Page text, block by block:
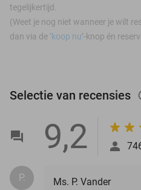
tegelijkertijd.
(Weet je nog niet wanneer je wilt
dan via de ‘koop nu’-knop én
Selectie van recensies
9,2
P.
Ms. P. Vander